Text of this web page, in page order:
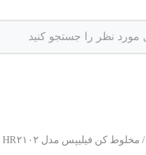
/ مخلوط کن فیلیپس مدل HR۲۱۰۲